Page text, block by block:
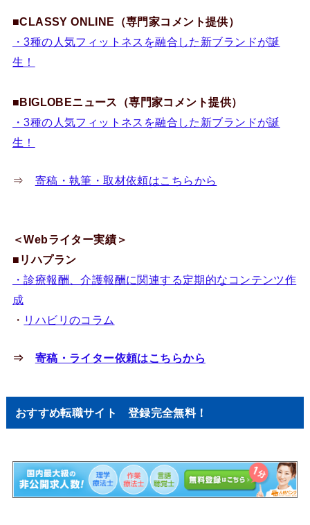
■CLASSY ONLINE（専門家コメント提供）
・3種の人気フィットネスを融合した新ブランドが誕
生！
■BIGLOBEニュース（専門家コメント提供）
・3種の人気フィットネスを融合した新ブランドが誕
生！
⇒ 寄稿・執筆・取材依頼はこちらから
＜Webライター実績＞
■リハプラン
・診療報酬、介護報酬に関連する定期的なコンテンツ作
成
・ リハビリのコラム
⇒ 寄稿・ライター依頼はこちらから
おすすめ転職サイト 登録完全無料！